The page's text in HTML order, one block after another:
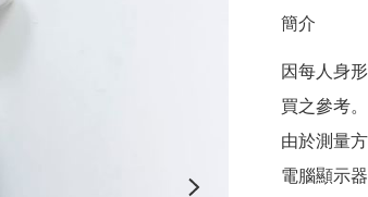
簡介
因每人身
買之參考。
由於測量
電腦顯示